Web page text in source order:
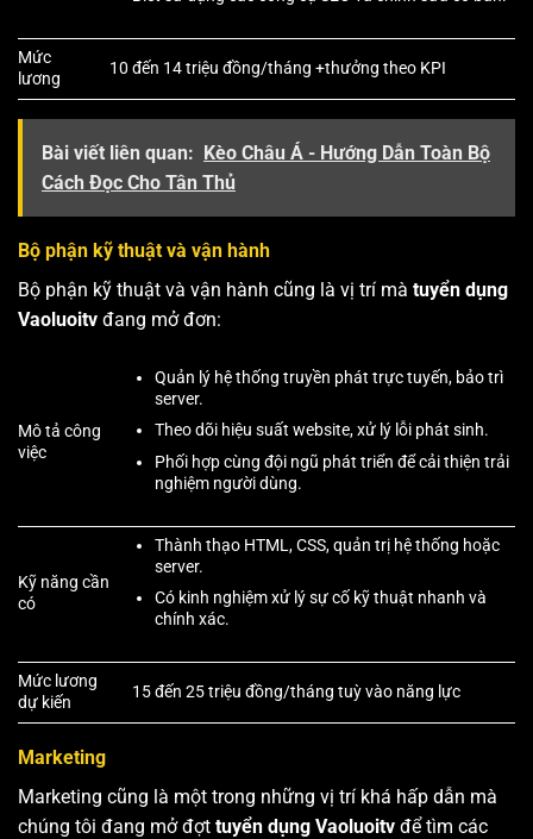
Mức
lương
10 đến 14 triệu đồng/tháng +thưởng theo KPI
Bài viết liên quan: Kèo Châu Á - Hướng Dẫn Toàn Bộ
Cách Đọc Cho Tân Thủ
Bộ phận kỹ thuật và vận hành
Bộ phận kỹ thuật và vận hành cũng là vị trí mà tuyển dụng
Vaoluoitv đang mở đơn:
Mô tả công
việc
Quản lý hệ thống truyền phát trực tuyến, bảo trì
server.
Theo dõi hiệu suất website, xử lý lỗi phát sinh.
Phối hợp cùng đội ngũ phát triển để cải thiện trải
nghiệm người dùng.
Kỹ năng cần
có
Thành thạo HTML, CSS, quản trị hệ thống hoặc
server.
Có kinh nghiệm xử lý sự cố kỹ thuật nhanh và
chính xác.
Mức lương
dự kiến
15 đến 25 triệu đồng/tháng tuỳ vào năng lực
Marketing
Marketing cũng là một trong những vị trí khá hấp dẫn mà
chúng tôi đang mở đợt tuyển dụng Vaoluoitv để tìm các